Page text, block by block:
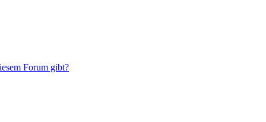
Forum gibt?